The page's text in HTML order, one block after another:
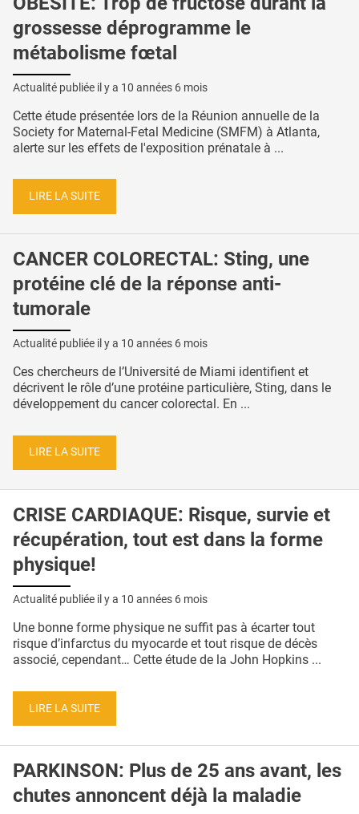
grossesse déprogramme le
métabolisme fœtal
Actualité publiée il y a 10 années 6 mois
Cette étude présentée lors de la Réunion annuelle de la
Society for Maternal-Fetal Medicine (SMFM) à Atlanta,
alerte sur les effets de l'exposition prénatale à ...
LIRE LA SUITE
CANCER COLORECTAL: Sting, une
protéine clé de la réponse anti-
tumorale
Actualité publiée il y a 10 années 6 mois
Ces chercheurs de l’Université de Miami identifient et
décrivent le rôle d’une protéine particulière, Sting, dans le
développement du cancer colorectal. En ...
LIRE LA SUITE
CRISE CARDIAQUE: Risque, survie et
récupération, tout est dans la forme
physique!
Actualité publiée il y a 10 années 6 mois
Une bonne forme physique ne suffit pas à écarter tout
risque d’infarctus du myocarde et tout risque de décès
associé, cependant… Cette étude de la John Hopkins ...
LIRE LA SUITE
PARKINSON: Plus de 25 ans avant, les
chutes annoncent déjà la maladie